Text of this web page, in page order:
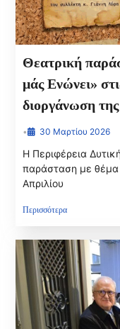
Θεατρική
μάς Ενώνει»
διοργάνωση
Ελλάδας
• 30 Μαρτίου 2026
Η Περιφέρεια
παράσταση με θέμα
Απριλίου
Περισσότερα